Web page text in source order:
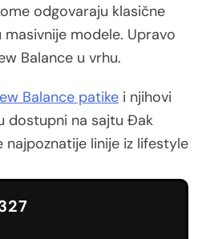
odgovaraju klasične
modele. Upravo
Balance u vrhu.
Balance patike i njihovi
dostupni na sajtu Đak
linije iz lifestyle